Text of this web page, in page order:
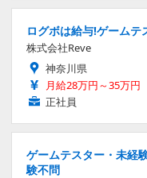
ログボは給与!ゲーム
株式会社Reve
神奈川県
月給28万円～35万円
正社員
ゲームテスター・未経
験不問